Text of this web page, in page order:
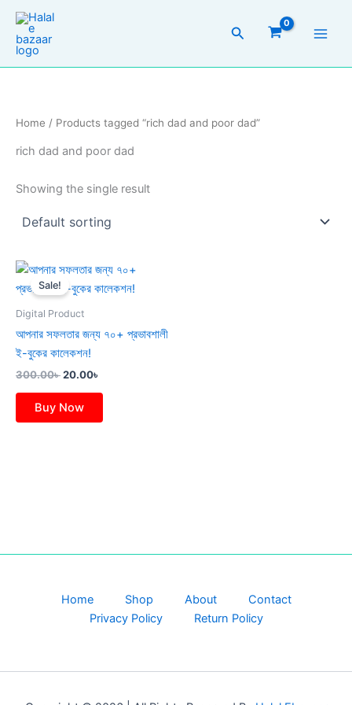
Skip
content
Search
Home / Products tagged “rich dad and poor dad”
rich dad and poor dad
Showing the single result
Sale!
Digital Product
আপনার সফলতার জন্য ৭০+ প্রভাবশালী
ই-বুকের কালেকশন!
300.00৳
Original
was:
20.00৳
Current
price
is:
Buy Now
Home Shop About
Contact
Privacy Policy
Return Policy